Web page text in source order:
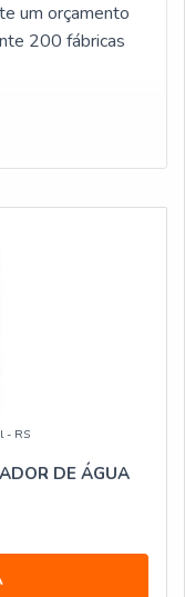
um orçamento
200 fábricas
- RS
DE ÁGUA